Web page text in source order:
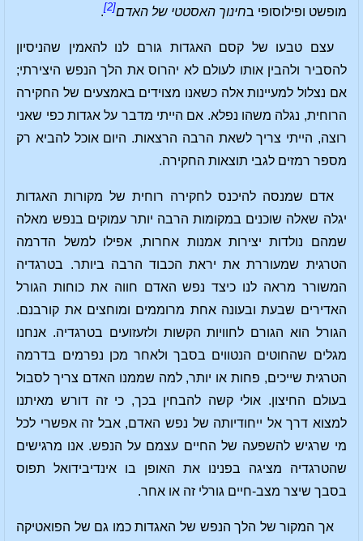
מופשט ופילוסופי בחינוך האסטטי של האדם[2]
.
עצם טבעו של קסם האגדות גורם לנו להאמין שהניסיון
להסביר ולהבין אותו לעולם לא יהרוס את הלך הנפש היצירתי;
אם נצלול למעיינות אלה כשאנו מצוידים באמצעים של החקירה
הרוחית, נגלה משהו נפלא. אם הייתי מדבר על אגדות כפי שאני
רוצה, הייתי צריך לשאת הרבה הרצאות. היום אוכל להביא רק
מספר רמזים לגבי תוצאות החקירה.
אדם שמנסה להיכנס לחקירה רוחית של מקורות האגדות
יגלה שאלה שוכנים במקומות הרבה יותר עמוקים בנפש מאלה
שמהם נולדות יצירות אמנות אחרות, אפילו למשל הדרמה
הטרגית שמעוררת את יראת הכבוד הרבה ביותר. בטרגדיה
המשורר מראה לנו כיצד נפש האדם חווה את כוחות הגורל
האדירים שבעת ובעונה אחת מרוממים ומוחצים את קורבנם.
הגורל הוא הגורם לחוויות הקשות ולזעזועים בטרגדיה. אנחנו
מגלים שהחוטים הנטווים בסבך ולאחר מכן נפרמים בדרמה
הטרגית שייכים, פחות או יותר, למה שממנו האדם צריך לסבול
בעולם החיצון. אולי קשה להבחין בכך, כי זה דורש מאיתנו
למצוא דרך אל ייחודיותה של נפש האדם, אבל זה אפשרי לכל
מי שרגיש להשפעה של החיים עצמם על הנפש. אנו מרגישים
שהטרגדיה מציגה בפנינו את האופן בו אינדיבידואל תפוס
בסבך שיצר מצב-חיים גורלי זה או אחר.
אך המקור של הלך הנפש של האגדות כמו גם של הפואטיקה